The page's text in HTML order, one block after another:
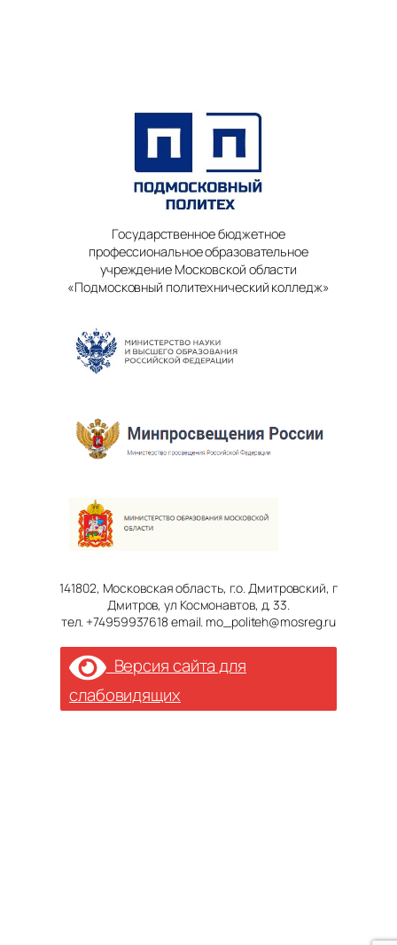
Государственное бюджетное
профессиональное образовательное
учреждение Московской области
«Подмосковный политехнический колледж»
141802, Московская область, г.о. Дмитровский, г
Дмитров, ул Космонавтов, д. 33.
тел. +74959937618 email. mo_politeh@mosreg.ru
Версия сайта для
слабовидящих